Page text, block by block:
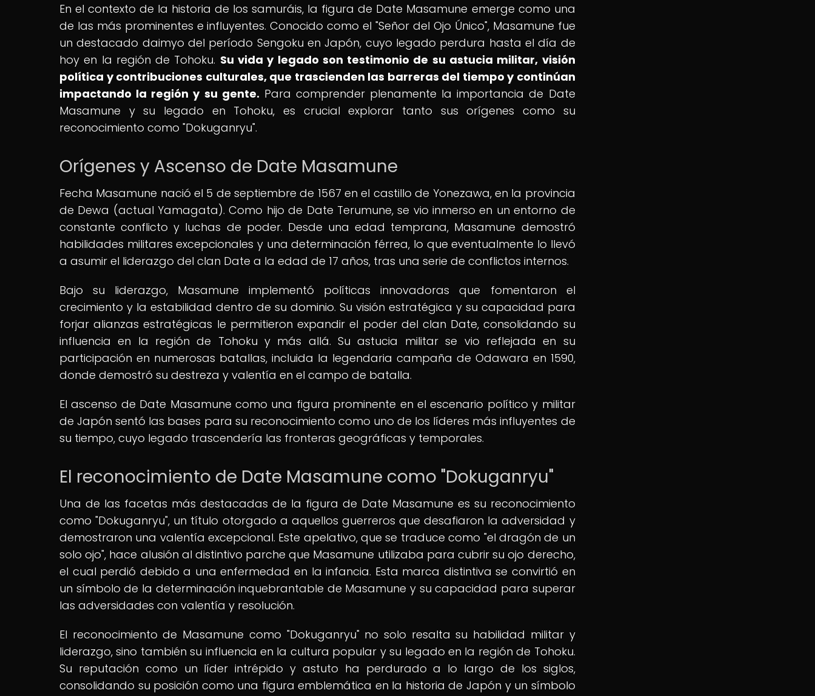
En el contexto de la historia de los samuráis, la figura de Date Masamune emerge como una
de las más prominentes e influyentes. Conocido como el "Señor del Ojo Único", Masamune fue
un destacado daimyo del período Sengoku en Japón, cuyo legado perdura hasta el día de
hoy en la región de Tohoku. Su vida y legado son testimonio de su astucia militar, visión
política y contribuciones culturales, que trascienden las barreras del tiempo y continúan
impactando la región y su gente. Para comprender plenamente la importancia de Date
Masamune y su legado en Tohoku, es crucial explorar tanto sus orígenes como su
reconocimiento como "Dokuganryu".
Orígenes y Ascenso de Date Masamune
Fecha Masamune nació el 5 de septiembre de 1567 en el castillo de Yonezawa, en la provincia
de Dewa (actual Yamagata). Como hijo de Date Terumune, se vio inmerso en un entorno de
constante conflicto y luchas de poder. Desde una edad temprana, Masamune demostró
habilidades militares excepcionales y una determinación férrea, lo que eventualmente lo llevó
a asumir el liderazgo del clan Date a la edad de 17 años, tras una serie de conflictos internos.
Bajo su liderazgo, Masamune implementó políticas innovadoras que fomentaron el
crecimiento y la estabilidad dentro de su dominio. Su visión estratégica y su capacidad para
forjar alianzas estratégicas le permitieron expandir el poder del clan Date, consolidando su
influencia en la región de Tohoku y más allá. Su astucia militar se vio reflejada en su
participación en numerosas batallas, incluida la legendaria campaña de Odawara en 1590,
donde demostró su destreza y valentía en el campo de batalla.
El ascenso de Date Masamune como una figura prominente en el escenario político y militar
de Japón sentó las bases para su reconocimiento como uno de los líderes más influyentes de
su tiempo, cuyo legado trascendería las fronteras geográficas y temporales.
El reconocimiento de Date Masamune como "Dokuganryu"
Una de las facetas más destacadas de la figura de Date Masamune es su reconocimiento
como "Dokuganryu", un título otorgado a aquellos guerreros que desafiaron la adversidad y
demostraron una valentía excepcional. Este apelativo, que se traduce como "el dragón de un
solo ojo", hace alusión al distintivo parche que Masamune utilizaba para cubrir su ojo derecho,
el cual perdió debido a una enfermedad en la infancia. Esta marca distintiva se convirtió en
un símbolo de la determinación inquebrantable de Masamune y su capacidad para superar
las adversidades con valentía y resolución.
El reconocimiento de Masamune como "Dokuganryu" no solo resalta su habilidad militar y
liderazgo, sino también su influencia en la cultura popular y su legado en la región de Tohoku.
Su reputación como un líder intrépido y astuto ha perdurado a lo largo de los siglos,
consolidando su posición como una figura emblemática en la historia de Japón y un símbolo